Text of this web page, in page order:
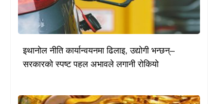
इथानोल नीति कार्यान्वयनमा ढिलाइ, उद्योगी भन्छन्–
सरकारको स्पष्ट पहल अभावले लगानी रोकियो